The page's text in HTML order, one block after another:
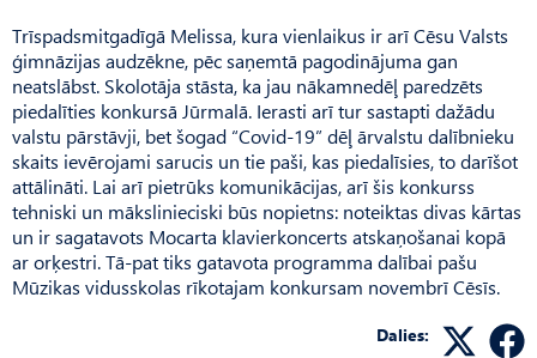
Trīspadsmitgadīgā Melissa, kura vienlaikus ir arī Cēsu Valsts
ģimnāzijas audzēkne, pēc saņemtā pagodinājuma gan
neatslābst. Sko­lo­tāja stāsta, ka jau nākamnedēļ paredzēts
piedalīties konkursā Jūrmalā. Ierasti arī tur sastapti dažādu
valstu pārstāvji, bet šogad “Covid-19” dēļ ārvalstu dalībnieku
skaits ievērojami sarucis un tie paši, kas piedalīsies, to darīšot
attālināti. Lai arī pietrūks komunikācijas, arī šis konkurss
tehniski un mākslinieciski būs nopietns: noteiktas divas kārtas
un ir sagatavots Mocarta klavierkoncerts atskaņošanai kopā
ar orķestri. Tā-pat tiks gatavota programma dalībai pašu
Mūzikas vidusskolas rīkotajam konkursam novembrī Cēsīs.
Dalies: